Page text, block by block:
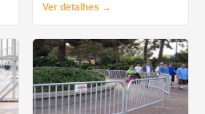
Ver detalhes →